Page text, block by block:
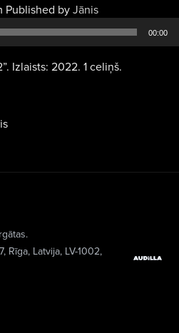
Published byJānisAudio
atskaņotājs 00:00
Izlaists: 2022. 1 celiņš.
Rīga, Latvija, LV-1002,